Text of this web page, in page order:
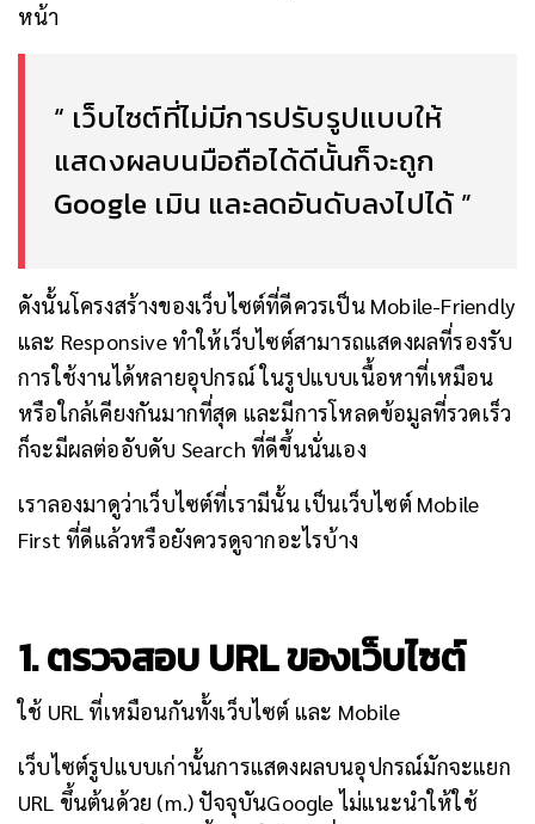
หน้า
“ เว็บไซต์ที่ไม่มีการปรับรูปแบบให้
แสดงผลบนมือถือได้ดีนั้นก็จะถูก
Google เมิน และลดอันดับลงไปได้ ”
ดังนั้นโครงสร้างของเว็บไซต์ที่ดีควรเป็น Mobile-Friendly
และ Responsive ทำให้เว็บไซต์สามารถแสดงผลที่รองรับ
การใช้งานได้หลายอุปกรณ์ ในรูปแบบเนื้อหาที่เหมือน
หรือใกล้เคียงกันมากที่สุด และมีการโหลดข้อมูลที่รวดเร็ว
ก็จะมีผลต่ออับดับ Search ที่ดีขึ้นนั่นเอง
เราลองมาดูว่าเว็บไซต์ที่เรามีนั้น เป็นเว็บไซต์ Mobile
First ที่ดีแล้วหรือยังควรดูจากอะไรบ้าง
1. ตรวจสอบ URL ของเว็บไซต์
ใช้ URL ที่เหมือนกันทั้งเว็บไซต์ และ Mobile
เว็บไซต์รูปแบบเก่านั้นการแสดงผลบนอุปกรณ์มักจะแยก
URL ขึ้นต้นด้วย (m.) ปัจจุบันGoogle ไม่แนะนำให้ใช้